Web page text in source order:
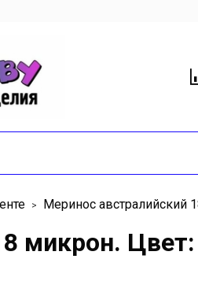
Меринос австралийский
микрон.